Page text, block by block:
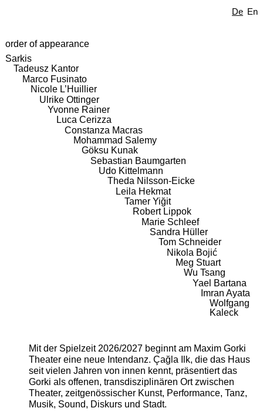
De En
order of appearance
Sarkis
Tadeusz Kantor
Marco Fusinato
Nicole L’Huillier
Ulrike Ottinger
Yvonne Rainer
Luca Cerizza
Constanza Macras
Mohammad Salemy
Göksu Kunak
Sebastian Baumgarten
Udo Kittelmann
Theda Nilsson-Eicke
Leila Hekmat
Tamer Yiğit
Robert Lippok
Marie Schleef
Sandra Hüller
Tom Schneider
Nikola Bojić
Meg Stuart
Wu Tsang
Yael Bartana
Imran Ayata
Wolfgang
Kaleck
Mit der Spielzeit 2026/2027 beginnt am Maxim Gorki
Theater eine neue Intendanz. Çağla Ilk, die das Haus
seit vielen Jahren von innen kennt, präsentiert das
Gorki als offenen, transdisziplinären Ort zwischen
Theater, zeitgenössischer Kunst, Performance, Tanz,
Musik, Sound, Diskurs und Stadt.